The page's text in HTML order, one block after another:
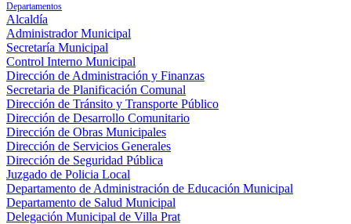
Departamentos
Alcaldía
Administrador Municipal
Secretaría Municipal
Control Interno Municipal
Dirección de Administración y Finanzas
Secretaria de Planificación Comunal
Dirección de Tránsito y Transporte Público
Dirección de Desarrollo Comunitario
Dirección de Obras Municipales
Dirección de Servicios Generales
Dirección de Seguridad Pública
Juzgado de Policia Local
Departamento de Administración de Educación Municipal
Departamento de Salud Municipal
Delegación Municipal de Villa Prat